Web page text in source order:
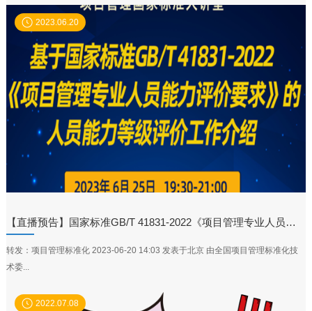
2023.06.20
【直播预告】国家标准GB/T 41831-2022《项目管理专业人员能力评价要求》的人员能力等级评价工作介绍
转发：项目管理标准化 2023-06-20 14:03 发表于北京 由全国项目管理标准化技
术委...
2022.07.08